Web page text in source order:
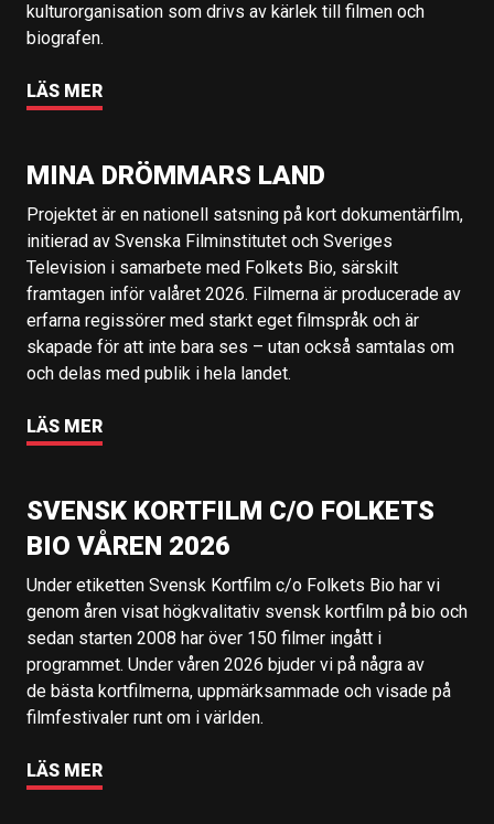
kulturorganisation som drivs av kärlek till filmen och
biografen.
LÄS MER
MINA DRÖMMARS LAND
Projektet är en nationell satsning på kort dokumentärfilm,
initierad av Svenska Filminstitutet och Sveriges
Television i samarbete med Folkets Bio, särskilt
framtagen inför valåret 2026. Filmerna är producerade av
erfarna regissörer med starkt eget filmspråk och är
skapade för att inte bara ses – utan också samtalas om
och delas med publik i hela landet.
LÄS MER
SVENSK KORTFILM C/O FOLKETS
BIO VÅREN 2026
Under etiketten Svensk Kortfilm c/o Folkets Bio har vi
genom åren visat högkvalitativ svensk kortfilm på bio och
sedan starten 2008 har över 150 filmer ingått i
programmet. Under våren 2026 bjuder vi på några av
de bästa kortfilmerna, uppmärksammade och visade på
filmfestivaler runt om i världen.
LÄS MER